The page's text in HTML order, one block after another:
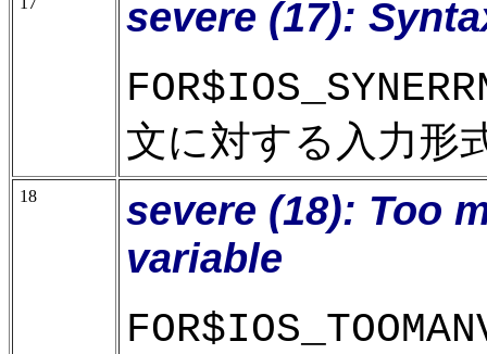
severe (17):
文に対する入力形
18
severe (18): Too
variable